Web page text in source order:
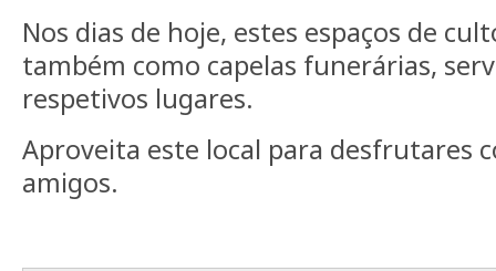
Nos dias de hoje, estes espaços de
também como capelas funerárias,
respetivos lugares.
Aproveita este local para desfrutares
amigos.